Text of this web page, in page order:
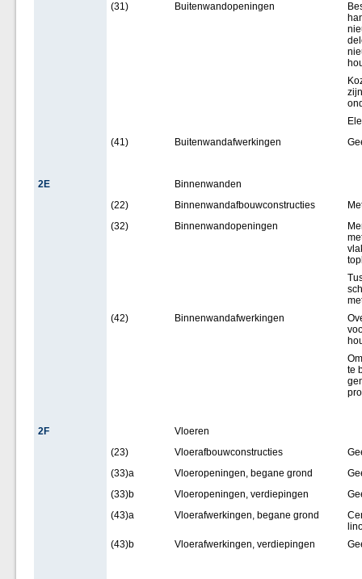
(31)
Buitenwandopeningen
(41)
Buitenwandafwerkingen
2E
Binnenwanden
(22)
Binnenwandafbouwconstructies
(32)
Binnenwandopeningen
(42)
Binnenwandafwerkingen
te
2F
Vloeren
(23)
Vloerafbouwconstructies
(33)a
Vloeropeningen, begane grond
(33)b
Vloeropeningen, verdiepingen
(43)a
Vloerafwerkingen, begane grond
(43)b
Vloerafwerkingen, verdiepingen